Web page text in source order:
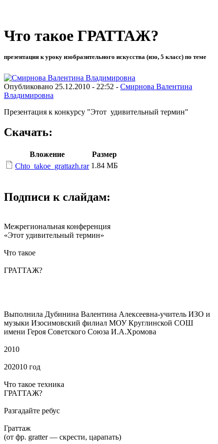
Что такое ГРАТТАЖ?
презентация к уроку изобразительного искусства (изо, 5 класс) по теме
Опубликовано 25.12.2010 - 22:52 - Смирнова Валентина
Владимировна
Презентация к конкурсу "Этот удивительный термин"
Скачать:
Вложение
Размер
Chto_takoe_grattazh.rar 1.84 МБ
Подписи к слайдам:
Межрегиональная конференция
«Этот удивительный термин»
Что такое
ГРАТТАЖ?
Выполнила Дубинина Валентина Алексеевна-учитель ИЗО и
музыки Изосимовский филиал МОУ Круглинской СОШ
имени Героя Советского Союза И.А.Хромова
2010
202010 год
Что такое техника
ГРАТТАЖ?
Разгадайте ребус
Граттаж
(от фр. gratter — скрести, царапать)